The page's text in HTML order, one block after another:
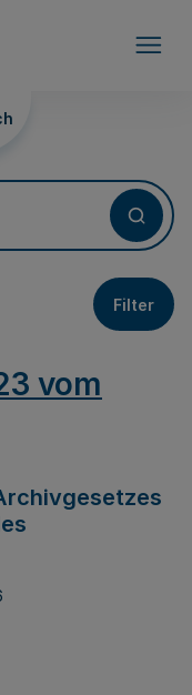
Filter
vom